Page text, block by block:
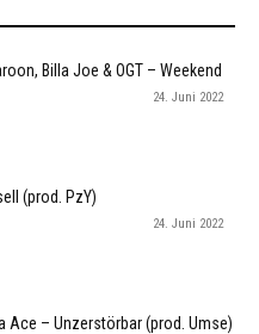
Billa Joe & OGT – Weekend
24. Juni 2022
(prod. PzY)
24. Juni 2022
Ace – Unzerstörbar (prod. Umse)